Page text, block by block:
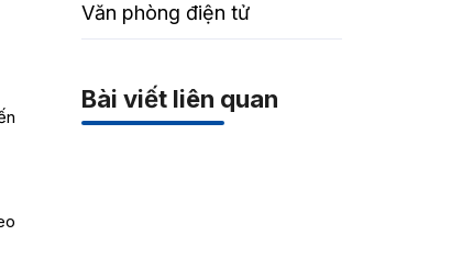
Văn phòng điện tử
Bài viết liên quan